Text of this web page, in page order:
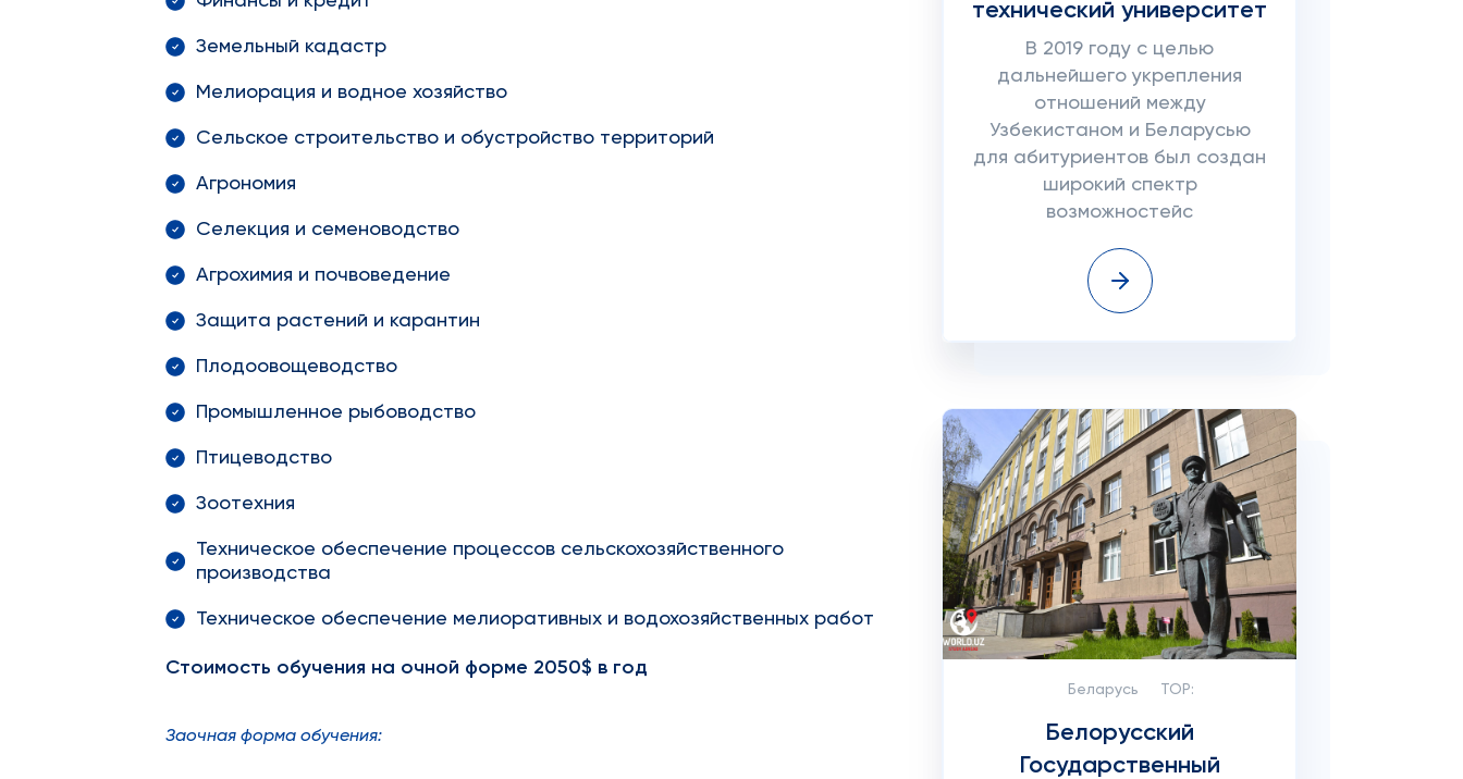
Земельный кадастр
Мелиорация и водное хозяйство
Сельское строительство и обустройство территорий
Агрономия
Селекция и семеноводство
Агрохимия и почвоведение
Защита растений и карантин
Плодоовощеводство
Промышленное рыбоводство
Птицеводство
Зоотехния
Техническое обеспечение процессов сельскохозяйственного
производства
Техническое обеспечение мелиоративных и водохозяйственных работ
Стоимость обучения на очной форме 2050$ в год
Заочная форма обучения:
технический университет
В 2019 году с целью
дальнейшего укрепления
отношений между
Узбекистаном и Беларусью
для абитуриентов был создан
широкий спектр
возможностейс
Беларусь TOP:
Белорусский
Государственный